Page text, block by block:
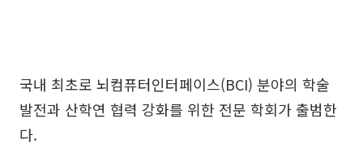
국내 최초로 뇌컴퓨터인터페이스(BCI) 분야의 학술
발전과 산학연 협력 강화를 위한 전문 학회가 출범한
다.